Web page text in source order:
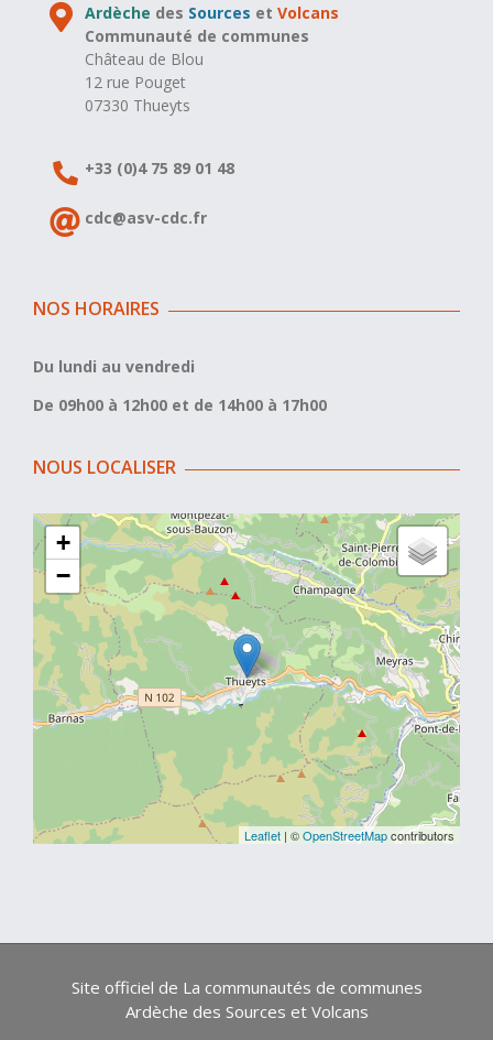
Ardèche des Sources etVolcans
Communauté de communes
Château de Blou
12 rue Pouget
07330 Thueyts
+33 (0)4 75 89 01 48
cdc@asv-cdc.fr
NOS HORAIRES
Du lundi au vendredi
De 09h00 à 12h00 et de 14h00 à 17h00
NOUS LOCALISER
+
−
Leaflet | ©OpenStreetMapcontributors
Site officiel de La communautés de communes
Ardèche des Sources et Volcans